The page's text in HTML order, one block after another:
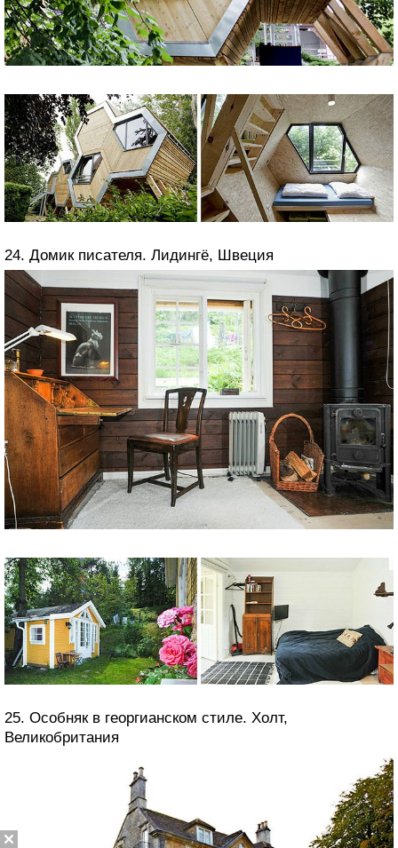
24. Домик писателя. Лидингё, Швеция
25. Особняк в георгианском стиле. Холт,
Великобритания